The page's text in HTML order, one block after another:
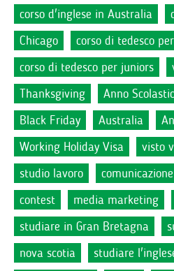
corso d'inglese in Australia
Chicago
corso di tedesco
corso di tedesco per juniors
Thanksgiving
Anno
Black Friday
Australia
Working Holiday Visa
visto
studio lavoro
comunicazione
contest
media marketing
studiare in Gran Bretagna
nova scotia
studiare